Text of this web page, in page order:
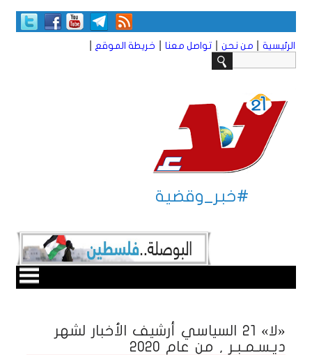
الرئيسية من نحن تواصل معنا خريطة الموقع
#خبر_وقضية
«لا» 21 السياسي أرشيف الأخبار لشهر
ديـسـمـبـر , من عام 2020